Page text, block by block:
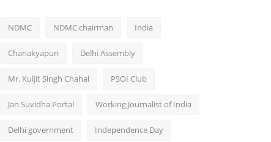
NDMC NDMC chairman India
Chanakyapuri Delhi Assembly
Mr. Kuljit Singh Chahal PSOI Club
Jan Suvidha Portal Working Journalist of India
Delhi government Independence Day